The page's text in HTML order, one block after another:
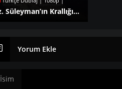
Hz. Süleyman’ın Krallığı izle
Yorum Ekle
İsim